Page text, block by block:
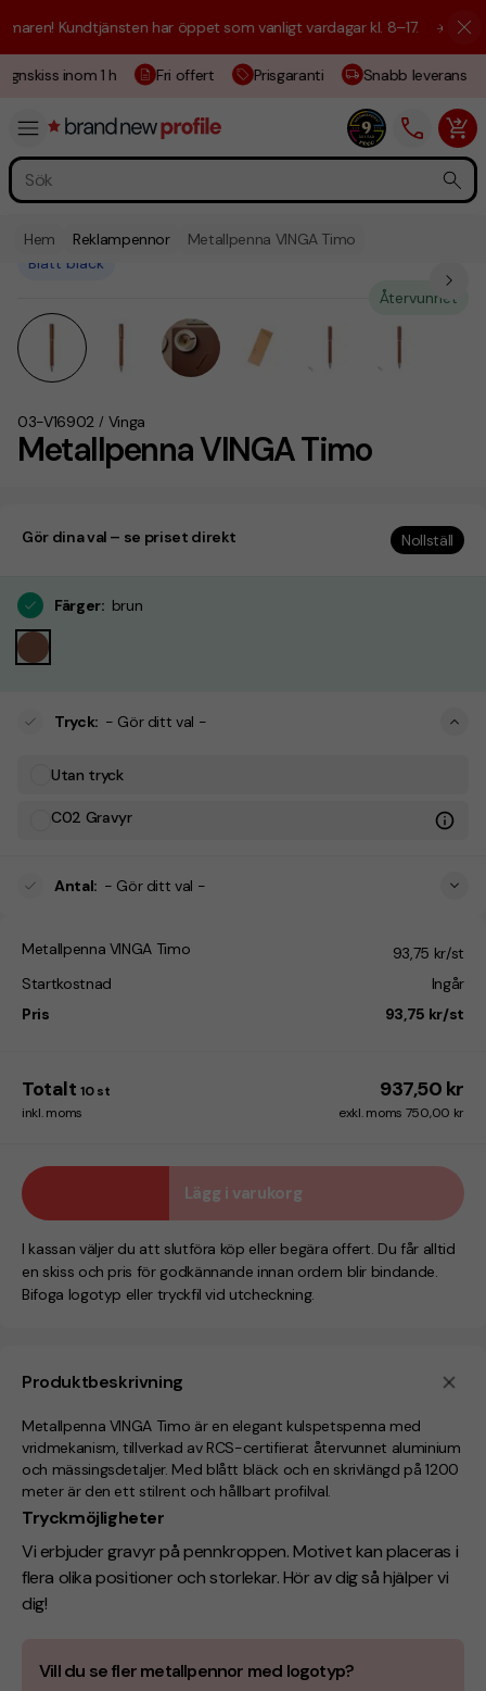
Kundtjänsten har öppet som vanligt vardagar kl. 8–17. ☀️ Vi är
inom 1 h Fri offert Prisgaranti Snabb leverans
Hem Reklampennor Metallpenna VINGA Timo
Metallpenna VINGA Timo
03-V16902 / Vinga
Återvunnet
Blått bläck
Produktbeskrivning
Metallpenna VINGA Timo är en elegant kulspetspenna med
vridmekanism, tillverkad av RCS-certifierat återvunnet aluminium
och mässingsdetaljer. Med blått bläck och en skrivlängd på 1200
meter är den ett stilrent och hållbart profilval.
Tryckmöjligheter
Vi erbjuder gravyr på pennkroppen. Motivet kan placeras i
flera olika positioner och storlekar. Hör av dig så hjälper vi
dig!
Vill du se fler metallpennor med logotyp?
Gör dina val – se priset direkt Nollställ
Färger: brun
Tryck: - Gör ditt val -
Utan tryck
C02 Gravyr
Antal: - Gör ditt val -
Metallpenna VINGA Timo
93,75 kr/st
Startkostnad
Ingår
Pris
93,75 kr/st
Totalt 10 st 937,50 kr
inkl. moms exkl. moms 750,00 kr
Lägg i varukorg
I kassan väljer du att slutföra köp eller begära offert. Du får alltid
en skiss och pris för godkännande innan ordern blir bindande.
Bifoga logotyp eller tryckfil vid utcheckning.